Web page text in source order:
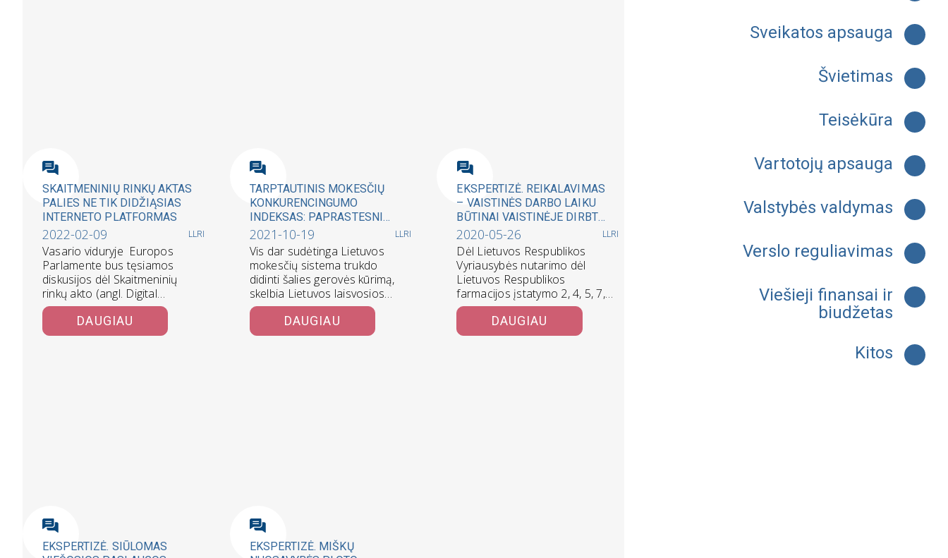
SKAITMENINIŲ RINKŲ AKTAS
PALIES NE TIK DIDŽIĄSIAS
INTERNETO PLATFORMAS
2022-02-09 LLRI
Vasario viduryje Europos
Parlamente bus tęsiamos
diskusijos dėl Skaitmeninių
rinkų akto (angl. Digital
Markets Act, DMA), kuriuo
siekiama apriboti didžiąsias…
DAUGIAU
TARPTAUTINIS MOKESČIŲ
KONKURENCINGUMO
INDEKSAS: PAPRASTESNI
MOKESČIAI PAKELTŲ
LIETUVĄ Į
LYDERIAUJANČIŲJŲ GRETAS
2021-10-19 LLRI
Vis dar sudėtinga Lietuvos
mokesčių sistema trukdo
didinti šalies gerovės kūrimą,
skelbia Lietuvos laisvosios
rinkos institutas. Lietuva
užima 6 vietą…
DAUGIAU
EKSPERTIZĖ. REIKALAVIMAS
– VAISTINĖS DARBO LAIKU
BŪTINAI VAISTINĖJE DIRBTI
BENT VIENAM VAISTININKUI
MAŽINS KONKURENCIJĄ
VAISTŲ RINKOJE
2020-05-26 LLRI
Dėl Lietuvos Respublikos
Vyriausybės nutarimo dėl
Lietuvos Respublikos
farmacijos įstatymo 2, 4, 5, 7,
35, 39, 76 straipsnių pakeitimo
DAUGIAU
EKSPERTIZĖ. SIŪLOMAS
EKSPERTIZĖ. MIŠKŲ
Sveikatos apsauga
Švietimas
Teisėkūra
Vartotojų apsauga
Valstybės valdymas
Verslo reguliavimas
Viešieji finansai ir
biudžetas
Kitos